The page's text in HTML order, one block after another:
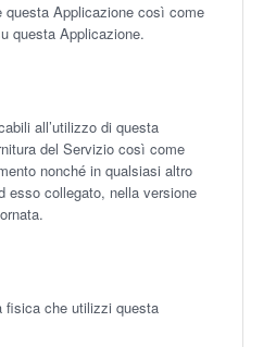
questa Applicazione così come
questa Applicazione.
all’utilizzo di questa
del Servizio così come
nonché in qualsiasi altro
esso collegato, nella versione
fisica che utilizzi questa